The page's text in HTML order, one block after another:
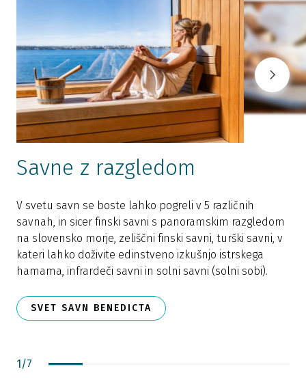
Savne z razgledom
V svetu savn se boste lahko pogreli v 5 različnih
savnah, in sicer finski savni s panoramskim razgledom
na slovensko morje, zeliščni finski savni, turški savni, v
kateri lahko doživite edinstveno izkušnjo istrskega
hamama, infrardeči savni in solni savni (solni sobi).
SVET SAVN BENEDICTA
1/7